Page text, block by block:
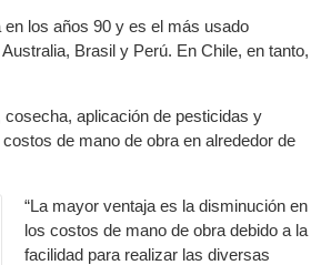
los años 90 y es el más usado
Brasil y Perú. En Chile, en tanto,
aplicación de pesticidas y
de mano de obra en alrededor de
“La mayor ventaja es la disminución en
los costos de mano de obra debido a la
facilidad para realizar las diversas